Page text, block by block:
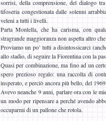
sorrisi, della comprensione, del dialogo
tifoseria congestionata dalle solenni
veleni a tutti i livelli.
Parta Montella, che ha carisma, con
stragrande maggioranza non aspetta altro
Proviamo un po’ tutti a disintossicarci
allo stadio, di seguire la Fiorentina con la
Quasi per combinazione, ma fino ad un
spero prezioso regalo: una raccolta di
insperato, e perciò ancora più bello, del 1969.
Avevo neanche 9 anni, parlare ora con le
un modo per ripensare a perché avendo
occuparmi di un pallone che rotola.